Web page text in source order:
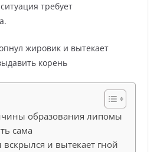
требует
образования липомы
сама
вскрылся и вытекает гной